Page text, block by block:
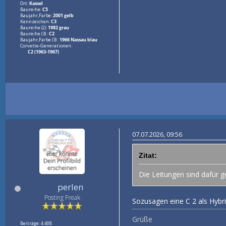
Ort:Kassel
Baureihe:C5
Baujahr,Farbe:2001 gelb
Kennzeichen:C3
Baureihe (2):1982 grau
Baureihe (3) :C2
Baujahr,Farbe (3) :1966 Nassau blau
Corvette-Generationen:
C2 (1963-1967)
perlen
Posting Freak
Beiträge: 4.408
07.07.2026, 09:56
Zitat:
Die Leitungen sind dafür
Sozusagen eine C 2 als
Grüße